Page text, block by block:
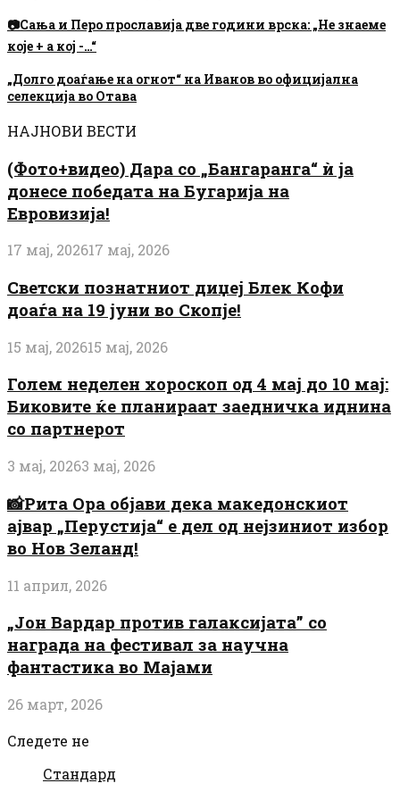
📷Сања и Перо прославија две години врска: „Не знаеме
које + а кој -…“
„Долго доаѓање на огнот“ на Иванов во официјална
селекција во Отава
НАЈНОВИ ВЕСТИ
(Фото+видео) Дара со „Бангаранга“ ѝ ја
донесе победата на Бугарија на
Евровизија!
17 мај, 202617 мај, 2026
Светски познатниот диџеј Блек Кофи
доаѓа на 19 јуни во Скопје!
15 мај, 202615 мај, 2026
Голем неделен хороскоп од 4 мај до 10 мај:
Биковите ќе планираат заедничка иднина
со партнерот
3 мај, 20263 мај, 2026
📸Рита Ора објави дека македонскиот
ајвар „Перустија“ е дел од нејзиниот избор
во Нов Зеланд!
11 април, 2026
„Јон Вардар против галаксијата” со
награда на фестивал за научна
фантастика во Мајами
26 март, 2026
Следете не
Стандард